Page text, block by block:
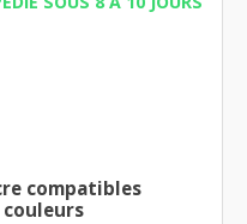
compatibles
couleurs